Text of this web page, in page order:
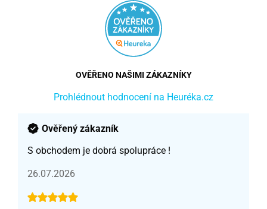
OVĚŘENO NAŠIMI ZÁKAZNÍKY
Prohlédnout hodnocení na Heuréka.cz
Ověřený zákazník
S obchodem je dobrá spolupráce !
26.07.2026